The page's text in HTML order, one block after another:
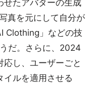
せたアバターの生成
真を元にして自分が
Clothing」などの技
だ。さらに、2024
し、ユーザーごと
イルを適用させる